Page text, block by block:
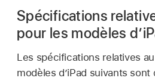
Spécifications
pour les modèles
Les spécifications relatives au
modèles d’iPad suivants sont